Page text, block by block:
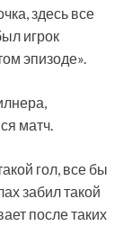
здесь все
игрок
эпизоде».
матч.
гол, все бы
забил такой
после таких